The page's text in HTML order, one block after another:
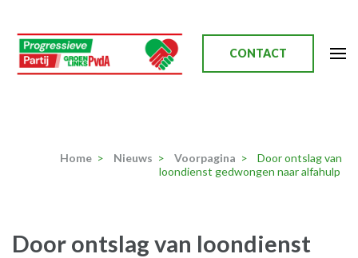
naar
inhoud
(Druk
CONTACT
Home > Nieuws > Voorpagina >
Door ontslag van
loondienst gedwongen naar alfahulp
Door ontslag van loondienst